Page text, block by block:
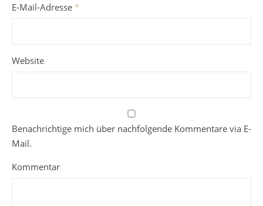
E-Mail-Adresse *
Website
Benachrichtige mich über nachfolgende Kommentare via E-
Mail.
Kommentar